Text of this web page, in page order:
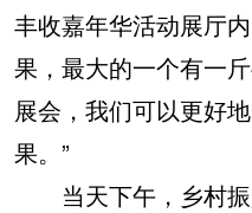
丰收嘉年华活动展厅
果，最大的一个有一
展会，我们可以更好
果。”
当天下午，乡村振